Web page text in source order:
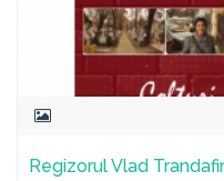
Regizorul Vlad